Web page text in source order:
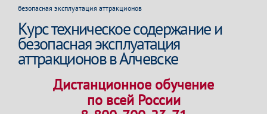
безопасная эксплуатация аттракционов
Курс техническое содержание и
безопасная эксплуатация
аттракционов в Алчевске
Дистанционное обучение
по всей России